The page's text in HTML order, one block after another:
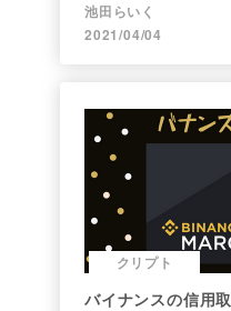
池田らいく
2021/04/04
クリプト
バイナンスの信用